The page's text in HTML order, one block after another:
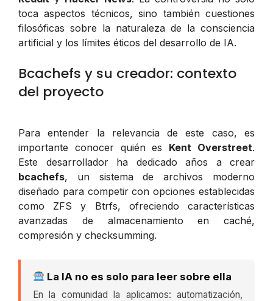
toca aspectos técnicos, sino también cuestiones
filosóficas sobre la naturaleza de la consciencia
artificial y los límites éticos del desarrollo de IA.
Bcachefs y su creador: contexto
del proyecto
Para entender la relevancia de este caso, es
importante conocer quién es Kent Overstreet.
Este desarrollador ha dedicado años a crear
bcachefs, un sistema de archivos moderno
diseñado para competir con opciones establecidas
como ZFS y Btrfs, ofreciendo características
avanzadas de almacenamiento en caché,
compresión y checksumming.
La IA no es solo para leer sobre ella
En la comunidad la aplicamos: automatización,